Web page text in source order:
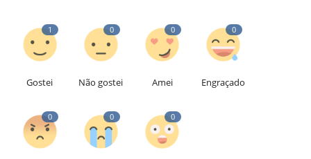
1
Gostei
0
Não gostei
0
Amei
0
Engraçado
0 0 0